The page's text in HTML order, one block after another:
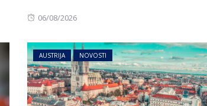
Posted
06/08/2026
AUSTRIJA NOVOSTI